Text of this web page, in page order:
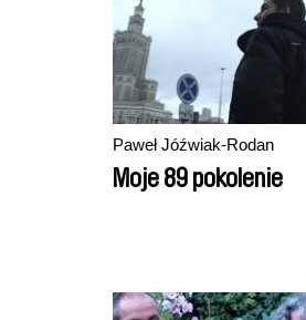
Paweł Jóźwiak-Rodan
Moje 89 pokolenie